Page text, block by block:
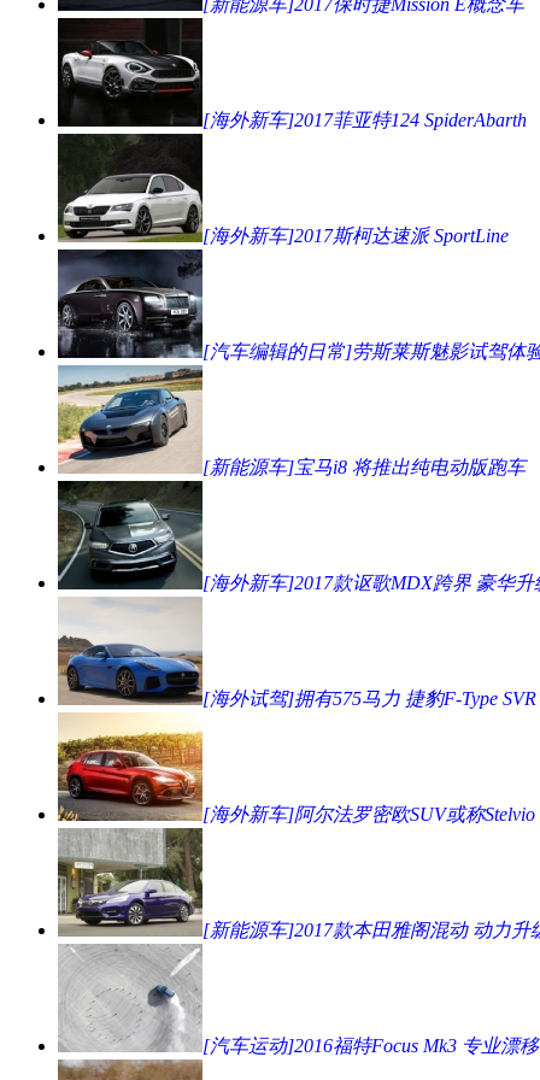
[海外新车]2017菲亚特124 SpiderAbarth
[海外新车]2017斯柯达速派 SportLine
[汽车编辑的日常]劳斯莱斯魅影试驾体
[新能源车]宝马i8 将推出纯电动版跑车
[海外新车]2017款讴歌MDX跨界 豪华升
[海外试驾]拥有575马力 捷豹F-Type SVR
[海外新车]阿尔法罗密欧SUV或称Stelvio
[新能源车]2017款本田雅阁混动 动力升
[汽车运动]2016福特Focus Mk3 专业漂移